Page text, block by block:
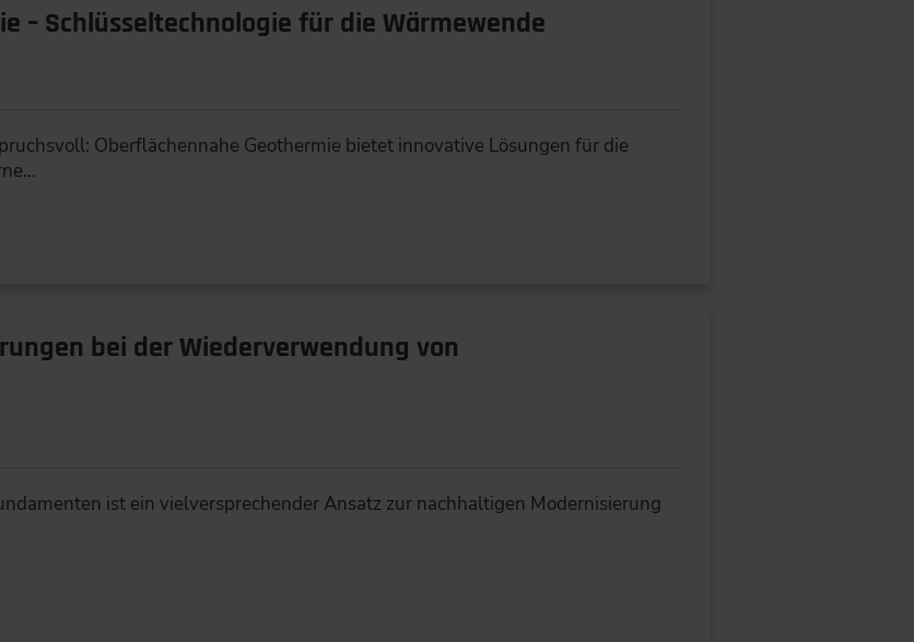
– Schlüsseltechnologie für die Wärmewende
Oberflächennahe Geothermie bietet innovative Lösungen für die
bei der Wiederverwendung von
ist ein vielversprechender Ansatz zur nachhaltigen Modernisierung